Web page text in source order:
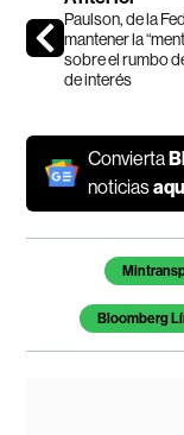
Paulson, de la
mantener la
sobre el rumbo
de interés
Convierta
noticias
Temas de este
Bloomberg